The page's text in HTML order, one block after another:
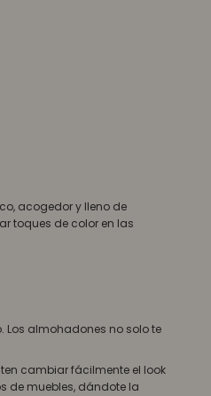
acogedor y lleno de
toques de color en las
Los almohadones no solo te
cambiar fácilmente el look
de muebles, dándote la